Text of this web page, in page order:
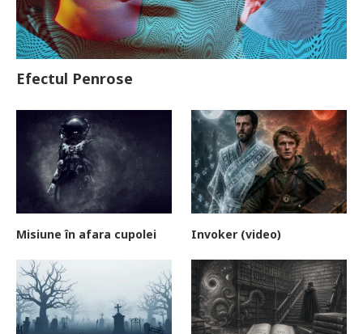
Efectul Penrose
Misiune în afara cupolei Invoker (video)